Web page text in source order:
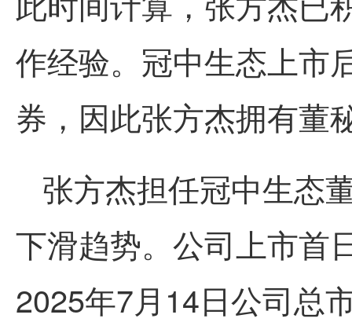
作经验。冠中生态上市
券，因此张方杰拥有董
张方杰担任冠中生态
下滑趋势。公司上市首
2025年7月14日公司总